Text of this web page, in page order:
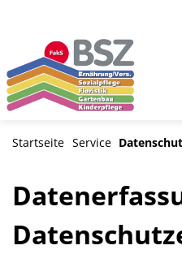
Startseite Service